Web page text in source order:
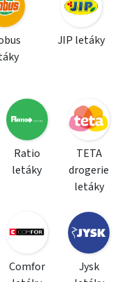
JIP letáky
Ratio
letáky
TETA
drogerie
letáky
Comfor
Jysk